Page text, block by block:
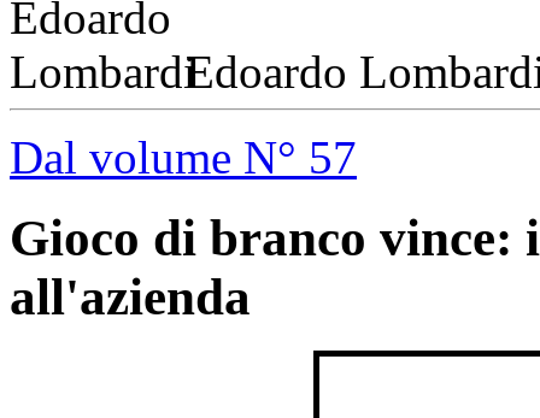
Edoardo
Dal volume N° 57
Gioco di branco
all'azienda